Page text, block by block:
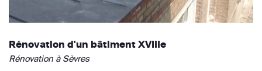
Rénovation d'un bâtiment XVIIIe
Rénovation à Sèvres